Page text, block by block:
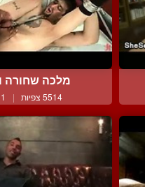
מלכה שחורה
5514 צפיות | 1 המלצות